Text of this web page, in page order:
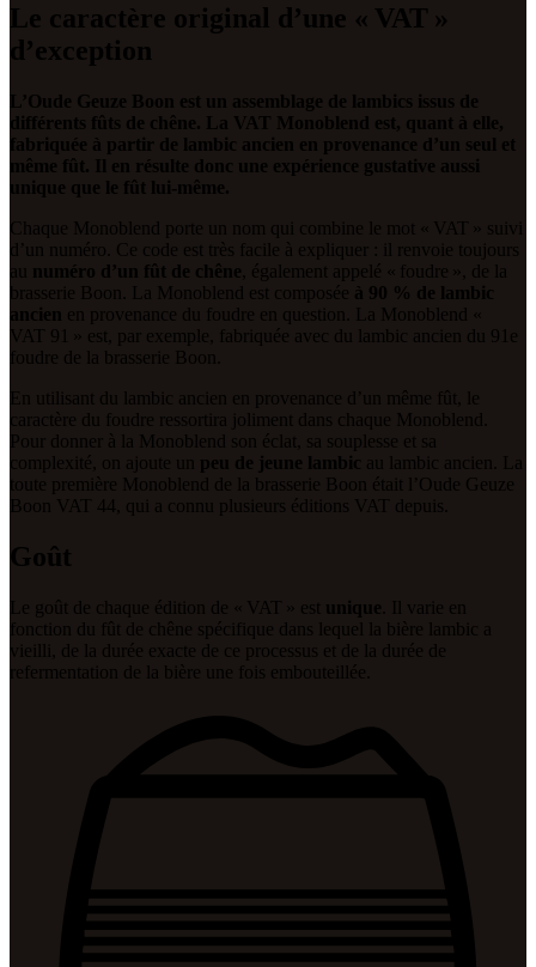
Le caractère original d’une « VAT »
d’exception
L’Oude Geuze Boon est un assemblage de lambics issus de
différents fûts de chêne. La VAT Monoblend est, quant à elle,
fabriquée à partir de lambic ancien en provenance d’un seul et
même fût. Il en résulte donc une expérience gustative aussi
unique que le fût lui-même.
Chaque Monoblend porte un nom qui combine le mot « VAT » suivi
d’un numéro. Ce code est très facile à expliquer : il renvoie toujours
au numéro d’un fût de chêne , également appelé « foudre », de la
brasserie Boon. La Monoblend est composée à 90 % de lambic
ancien en provenance du foudre en question. La Monoblend «
VAT 91 » est, par exemple, fabriquée avec du lambic ancien du 91e
foudre de la brasserie Boon.
En utilisant du lambic ancien en provenance d’un même fût, le
caractère du foudre ressortira joliment dans chaque Monoblend.
Pour donner à la Monoblend son éclat, sa souplesse et sa
complexité, on ajoute un peu de jeune lambic au lambic ancien. La
toute première Monoblend de la brasserie Boon était l’Oude Geuze
Boon VAT 44, qui a connu plusieurs éditions VAT depuis.
Goût
Le goût de chaque édition de « VAT » est unique . Il varie en
fonction du fût de chêne spécifique dans lequel la bière lambic a
vieilli, de la durée exacte de ce processus et de la durée de
refermentation de la bière une fois embouteillée.